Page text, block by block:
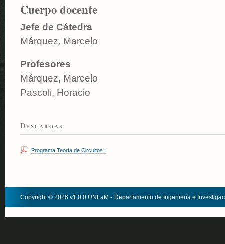
Cuerpo docente
Jefe de Cátedra
Márquez, Marcelo
Profesores
Márquez, Marcelo
Pascoli, Horacio
Descargas
Programa Teoría de Circuitos I
Copyright © 2026 v1.0.0 UNLaM - Departamento de Ingeniería e